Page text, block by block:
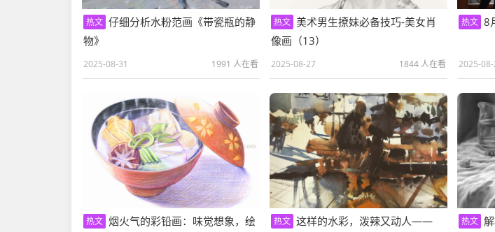
热文 仔细分析水粉范画《带瓷瓶的静
物》
2025-08-31 1991 人在看
热文 美术男生撩妹必备技巧-美女肖
像画（13）
2025-08-27 1844 人在看
热文 8
2025-
热文 烟火气的彩铅画：味觉想象，绘
热文 这样的水彩，泼辣又动人—— 热文